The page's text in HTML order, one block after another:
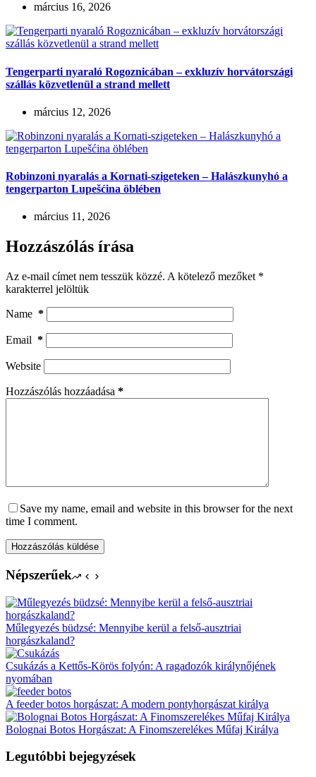
március 16, 2026
Tengerparti nyaraló Rogoznicában – exkluzív horvátországi
szállás közvetlenül a strand mellett
március 12, 2026
Robinzoni nyaralás a Kornati-szigeteken – Halászkunyhó a
tengerparton Lupešćina öblében
március 11, 2026
Hozzászólás írása
Az e-mail címet nem tesszük közzé. A kötelező mezőket *
karakterrel jelöltük
Name *
Email *
Website
Hozzászólás hozzáadása *
Save my name, email and website in this browser for the next
time I comment.
Hozzászólás küldése
Népszerűek
Műlegyezés büdzsé: Mennyibe kerül a felső-ausztriai
horgászkaland?
Csukázás a Kettős-Körös folyón: A ragadozók királynőjének
nyomában
A feeder botos horgászat: A modern pontyhorgászat királya
Bolognai Botos Horgászat: A Finomszerelékes Műfaj Királya
Legutóbbi bejegyzések